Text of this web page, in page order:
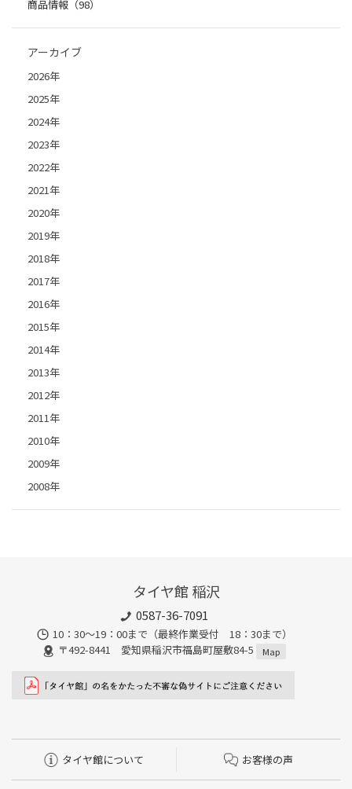
商品情報（98）
アーカイブ
2026年
2025年
2024年
2023年
2022年
2021年
2020年
2019年
2018年
2017年
2016年
2015年
2014年
2013年
2012年
2011年
2010年
2009年
2008年
タイヤ館 稲沢
0587-36-7091
10：30～19：00まで（最終作業受付 18：30まで）
〒492-8441 愛知県稲沢市福島町屋敷84-5
Map
タイヤ館について お客様の声